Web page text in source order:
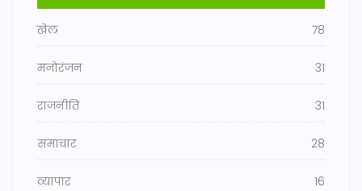
खेल 78
मनोरंजन 31
राजनीति 31
समाचार 28
व्यापार 16